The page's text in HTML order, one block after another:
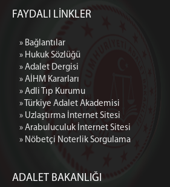
FAYDALI LİNKLER
» Bağlantılar
» Hukuk Sözlüğü
» Adalet Dergisi
» AİHM Kararları
» Adli Tıp Kurumu
» Türkiye Adalet Akademisi
» Uzlaştırma İnternet Sitesi
» Arabuluculuk İnternet Sitesi
» Nöbetçi Noterlik Sorgulama
ADALET BAKANLIĞI